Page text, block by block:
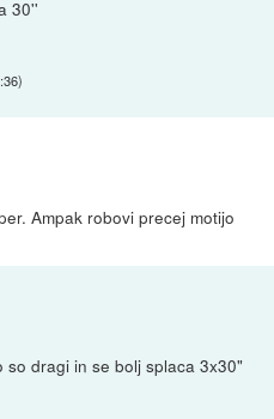
30''
)
Ampak robovi precej motijo
dragi in se bolj splaca 3x30"